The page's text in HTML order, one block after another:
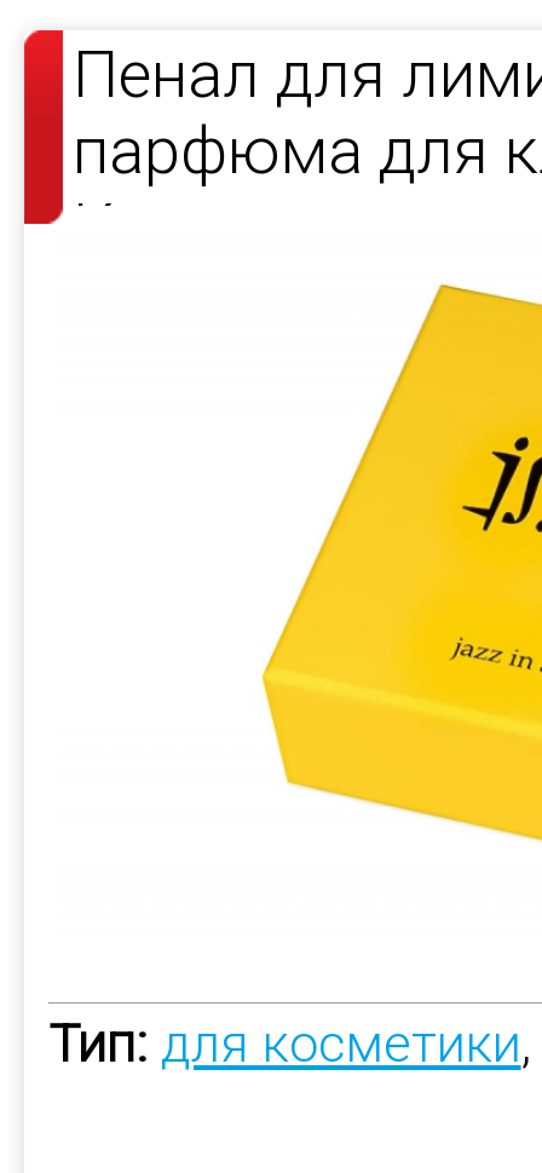
Пенал для
парфюма для
Козлова
Тип: для косметики